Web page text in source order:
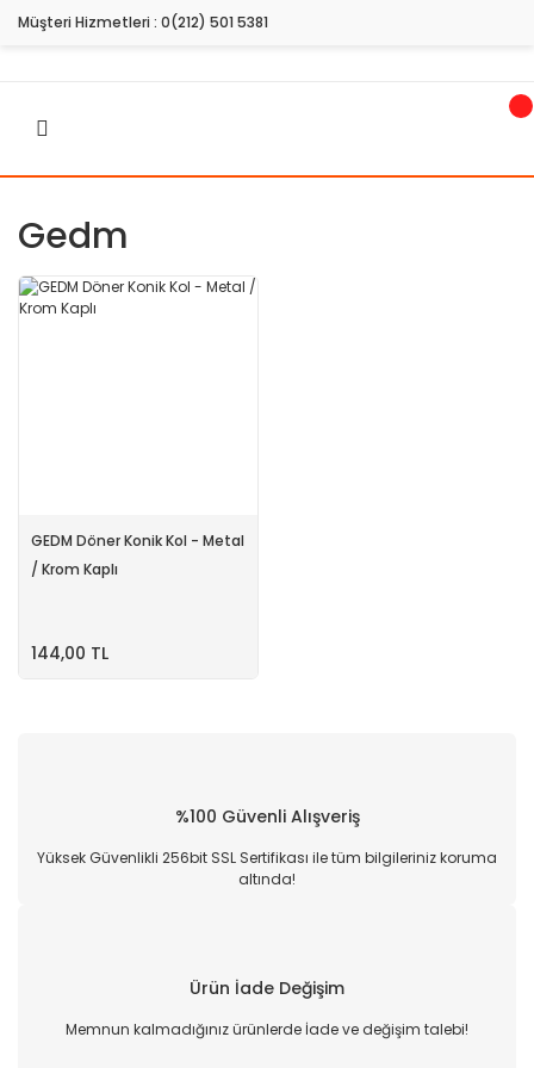
Müşteri Hizmetleri : 0(212) 501 5381
Gedm
GEDM Döner Konik Kol - Metal
/ Krom Kaplı
144,00 TL
%100 Güvenli Alışveriş
Yüksek Güvenlikli 256bit SSL Sertifikası ile tüm bilgileriniz koruma
altında!
Ürün İade Değişim
Memnun kalmadığınız ürünlerde İade ve değişim talebi!